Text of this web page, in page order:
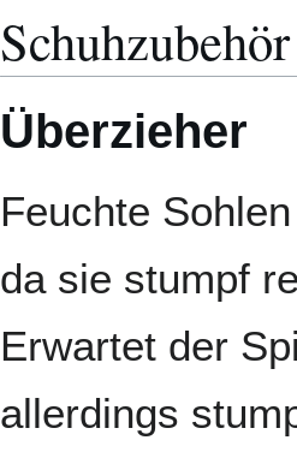
Schuhzubehör
Überzieher
Feuchte
da sie stumpf
Erwartet der
allerdings